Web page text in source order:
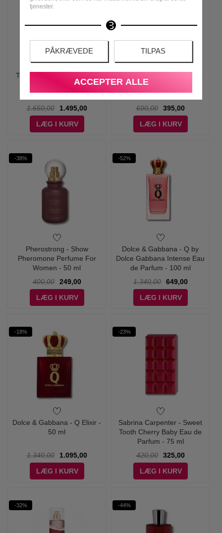
tjenester.
PÅKRÆVEDE TILPAS
ACCEPTER ALLE
Tom Ford - Cherry Smoke
Eau de Parfum - 30 ml
1.650,00
1.495,00
LÆG I KURV
Forever - 60 ml - Edp
690,00
395,00
LÆG I KURV
-38%
Pherostrong - Show
Pheromone Perfume For
Women - 50 ml
400,00
249,00
LÆG I KURV
-52%
Dolce & Gabbana - Q by
Dolce Gabbana Intense Eau
de Parfum - 100 ml
1.340,00
649,00
LÆG I KURV
-18%
Dolce & Gabbana - Q Elixir -
50 ml
1.340,00
1.095,00
LÆG I KURV
-23%
Sabrina Carpenter - Sweet
Tooth Cherry Baby Eau de
Parfum - 75 ml
420,00
325,00
LÆG I KURV
-32% -44%